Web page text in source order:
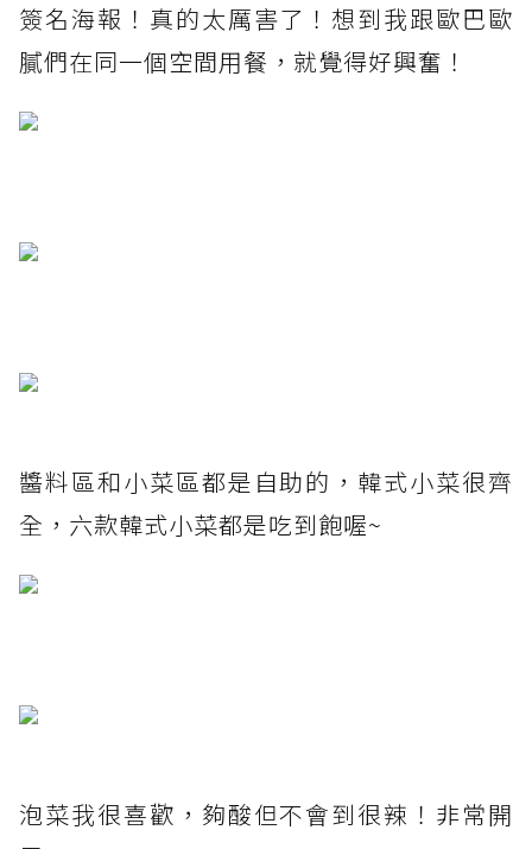
簽名海報！真的太厲害了！想到我跟歐巴歐
膩們在同一個空間用餐，就覺得好興奮！
醬料區和小菜區都是自助的，韓式小菜很齊
全，六款韓式小菜都是吃到飽喔~
泡菜我很喜歡，夠酸但不會到很辣！非常開